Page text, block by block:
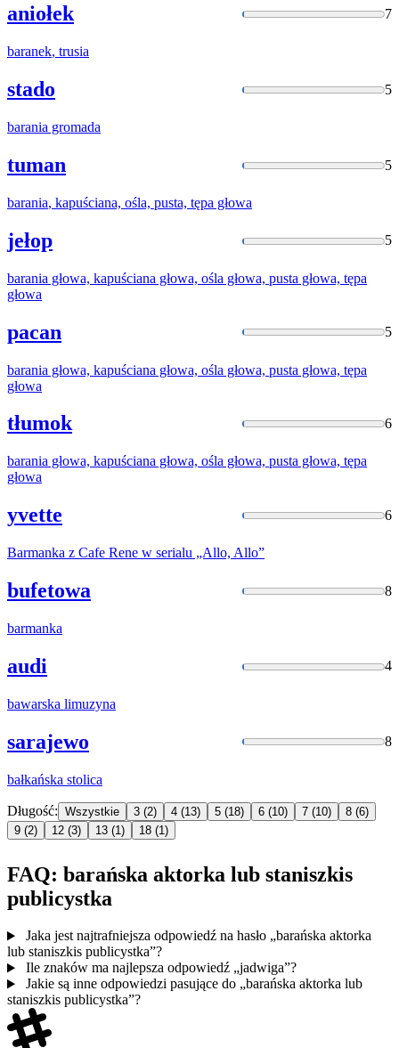
aniołek 7
baranek, trusia
stado 5
barania gromada
tuman 5
barania, kapuściana, ośla, pusta, tępa głowa
jełop 5
barania głowa, kapuściana głowa, ośla głowa, pusta głowa, tępa
głowa
pacan 5
barania głowa, kapuściana głowa, ośla głowa, pusta głowa, tępa
głowa
tłumok 6
barania głowa, kapuściana głowa, ośla głowa, pusta głowa, tępa
głowa
yvette 6
Barmanka z Cafe Rene w serialu „Allo, Allo”
bufetowa 8
barmanka
audi 4
bawarska limuzyna
sarajewo 8
bałkańska stolica
Długość: Wszystkie 3 (2) 4 (13) 5 (18) 6 (10) 7 (10) 8 (6)
9 (2) 12 (3) 13 (1) 18 (1)
FAQ: barańska aktorka lub staniszkis
publicystka
Jaka jest najtrafniejsza odpowiedź na hasło „barańska aktorka
lub staniszkis publicystka”?
Ile znaków ma najlepsza odpowiedź „jadwiga”?
Jakie są inne odpowiedzi pasujące do „barańska aktorka lub
staniszkis publicystka”?